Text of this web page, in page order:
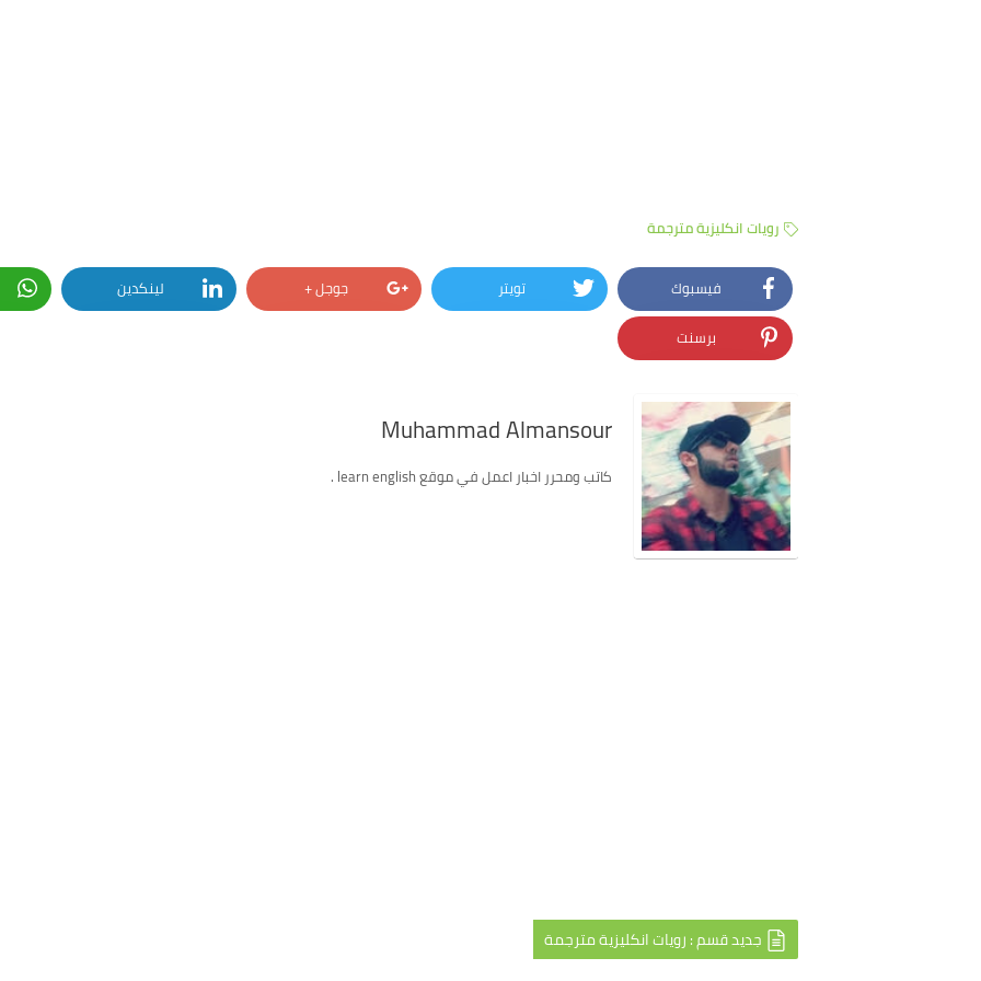
رويات انكليزية مترجمة
فيسبوك تويتر جوجل + لينكدين
برسنت
Muhammad Almansour
كاتب ومحرر اخبار اعمل في موقع learn english .
جديد قسم : رويات انكليزية مترجمة